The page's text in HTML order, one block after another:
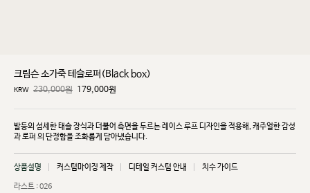
크림슨 소가죽 테슬로퍼(Black box)
KRW 230,000원 179,000원
발등의 섬세한 태슬 장식과 더불어 측면을 두르는 레이스 루프 디자인을 적용해, 캐주얼한 감성
과 로퍼 의 단정함을 조화롭게 담아냈습니다.
상품설명 커스텀마이징 제작 디테일 커스텀 안내 치수 가이드
라스트 : 026